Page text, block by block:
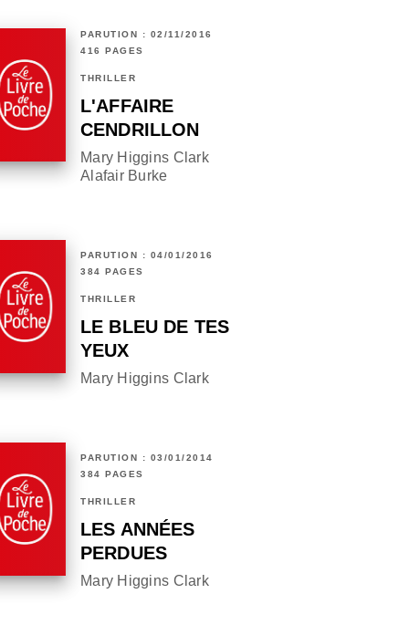
PARUTION : 02/11/2016
416 PAGES
THRILLER
L'AFFAIRE
CENDRILLON
Mary Higgins Clark
Alafair Burke
PARUTION : 04/01/2016
384 PAGES
THRILLER
LE BLEU DE TES
YEUX
Mary Higgins Clark
PARUTION : 03/01/2014
384 PAGES
THRILLER
LES ANNÉES
PERDUES
Mary Higgins Clark